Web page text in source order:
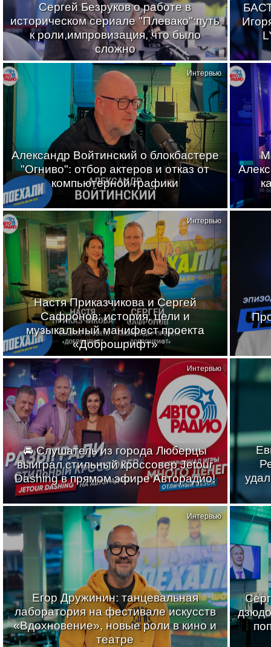
Сергей Безруков о работе в
историческом сериале "Плевако":путь
к роли,импровизация, что было
сложно
Александр Войтинский о блокбастере
"Огниво": отбор актеров и отказ от
компьютерной графики
Интервью
Настя Приказчикова и Сергей
Сафронов: история, цели и
музыкальный манифест проекта
«Доброшрифт»
Интервью
🚘 Слушатель из города Люберцы
выиграл стильный кроссовер Jetour
Dashing в прямом эфире Авторадио!
Интервью
Егор Дружинин: танцевальная
лаборатория на фестивале искусств
«Вдохновение», новые роли в кино и
театре
Интервью